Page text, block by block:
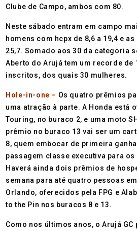
Clube de Campo, ambos com 80.
Neste sábado entram em campo
homens com hcpx de 8,6 a 19,4 e
25,7. Somado aos 30 da categoria
Aberto do Arujá tem um recorde de
inscritos, dos quais 30 mulheres.
Hole-in-one – Os quatro prêmios
uma atração à parte. A Honda está
Touring, no buraco 2, e uma moto
prêmio no buraco 13 vai ser um cart
8, quem embocar de primeira
passagem classe executiva para os
Haverá ainda dois prêmios de
semana para até quatro pessoas
Orlando, oferecidos pela FPG e
to the Pin nos buracos 8 e 13.
Como nos últimos anos, o Arujá